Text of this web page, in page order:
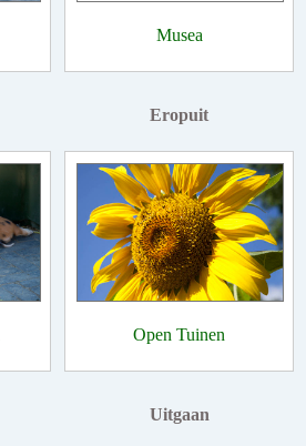
Musea
Eropuit
Open Tuinen
Uitgaan